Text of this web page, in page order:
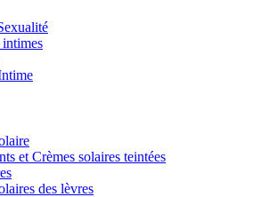
intimes
et Crèmes solaires teintées
des lèvres